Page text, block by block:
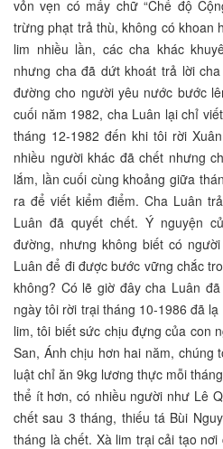
vỏn vẹn có mấy chữ “Chế độ
trừng phạt trả thù, không có khoan
lim nhiều lần, các cha khác
nhưng cha đã dứt khoát trả lời
đường cho người yêu nước bước
cuối năm 1982, cha Luân lại chỉ
tháng 12-1982 đến khi tôi rời
nhiều người khác đã chết nhưng
lắm, lần cuối cùng khoảng giữa
ra để viết kiểm điểm. Cha Luân
Luân đã quyết chết. Ý nguyện
đường, nhưng không biết có
Luân để đi được bước vững chắc
không? Có lẽ giờ đây cha Luân
ngày tôi rời trại tháng 10-1986 đã
lim, tôi biết sức chịu đựng của con
San, Ánh chịu hơn hai năm, chúng
luật chỉ ăn 9kg lương thực mỗi
thể ít hơn, có nhiều người như Lê
chết sau 3 tháng, thiếu tá Bùi
tháng là chết. Xà lim trại cải tạo